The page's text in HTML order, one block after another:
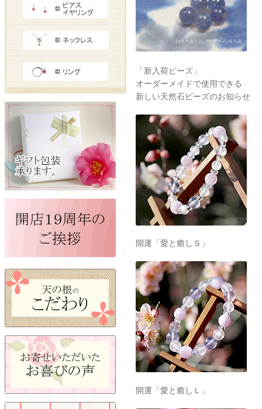
「新入荷ビーズ」
オーダーメイドで使用できる
新しい天然石ビーズのお知らせ
開運「愛と癒しＳ」
開運「愛と癒しＬ」